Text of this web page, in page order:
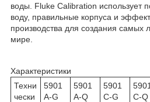
воды. Fluke Calibration использует
воду, правильные корпуса и
производства для создания самых
мире.
Характеристики
Техни
чески
5901
A-G
5901
A-Q
5901
C-G
5901
C-Q